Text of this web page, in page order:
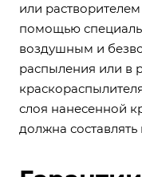
или
помощью
воздушным и
распыления или в
слоя нанесенной
должна